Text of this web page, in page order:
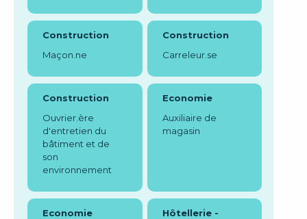
Construction
Maçon.ne
Construction
Carreleur.se
Construction
Ouvrier.ère
d'entretien du
bâtiment et de
son
environnement
Economie
Auxiliaire de
magasin
Economie
Hôtellerie -